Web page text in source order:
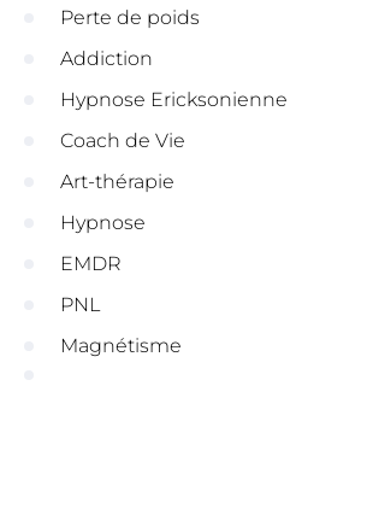
Perte de poids
Addiction
Hypnose Ericksonienne
Coach de Vie
Art-thérapie
Hypnose
EMDR
PNL
Magnétisme